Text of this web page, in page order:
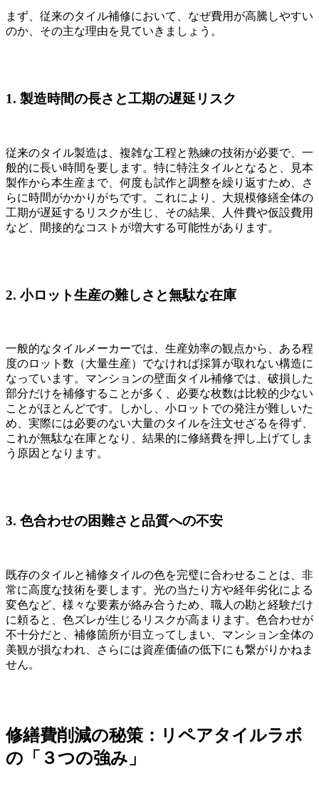
まず、従来のタイル補修において、なぜ費用が高騰しやすい
のか、その主な理由を見ていきましょう。
1. 製造時間の長さと工期の遅延リスク
従来のタイル製造は、複雑な工程と熟練の技術が必要で、一
般的に長い時間を要します。特に特注タイルとなると、見本
製作から本生産まで、何度も試作と調整を繰り返すため、さ
らに時間がかかりがちです。これにより、大規模修繕全体の
工期が遅延するリスクが生じ、その結果、人件費や仮設費用
など、間接的なコストが増大する可能性があります。
2. 小ロット生産の難しさと無駄な在庫
一般的なタイルメーカーでは、生産効率の観点から、ある程
度のロット数（大量生産）でなければ採算が取れない構造に
なっています。マンションの壁面タイル補修では、破損した
部分だけを補修することが多く、必要な枚数は比較的少ない
ことがほとんどです。しかし、小ロットでの発注が難しいた
め、実際には必要のない大量のタイルを注文せざるを得ず、
これが無駄な在庫となり、結果的に修繕費を押し上げてしま
う原因となります。
3. 色合わせの困難さと品質への不安
既存のタイルと補修タイルの色を完璧に合わせることは、非
常に高度な技術を要します。光の当たり方や経年劣化による
変色など、様々な要素が絡み合うため、職人の勘と経験だけ
に頼ると、色ズレが生じるリスクが高まります。色合わせが
不十分だと、補修箇所が目立ってしまい、マンション全体の
美観が損なわれ、さらには資産価値の低下にも繋がりかねま
せん。
修繕費削減の秘策：リペアタイルラボ
の「３つの強み」